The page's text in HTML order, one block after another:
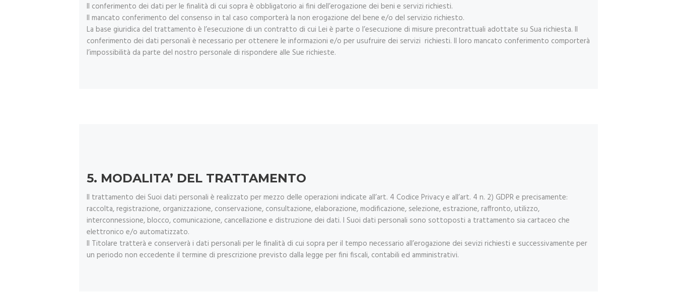
Il conferimento dei dati per le finalità di cui sopra è obbligatorio ai fini dell’erogazione dei beni e servizi richiesti.
Il mancato conferimento del consenso in tal caso comporterà la non erogazione del bene e/o del servizio richiesto.
La base giuridica del trattamento è l’esecuzione di un contratto di cui Lei è parte o l’esecuzione di misure precontrattuali adottate su Sua richiesta. Il
conferimento dei dati personali è necessario per ottenere le informazioni e/o per usufruire dei servizi richiesti. Il loro mancato conferimento comporterà
l’impossibilità da parte del nostro personale di rispondere alle Sue richieste.
5. MODALITA’ DEL TRATTAMENTO
Il trattamento dei Suoi dati personali è realizzato per mezzo delle operazioni indicate all’art. 4 Codice Privacy e all’art. 4 n. 2) GDPR e precisamente:
raccolta, registrazione, organizzazione, conservazione, consultazione, elaborazione, modificazione, selezione, estrazione, raffronto, utilizzo,
interconnessione, blocco, comunicazione, cancellazione e distruzione dei dati. I Suoi dati personali sono sottoposti a trattamento sia cartaceo che
elettronico e/o automatizzato.
Il Titolare tratterà e conserverà i dati personali per le finalità di cui sopra per il tempo necessario all’erogazione dei sevizi richiesti e successivamente per
un periodo non eccedente il termine di prescrizione previsto dalla legge per fini fiscali, contabili ed amministrativi.